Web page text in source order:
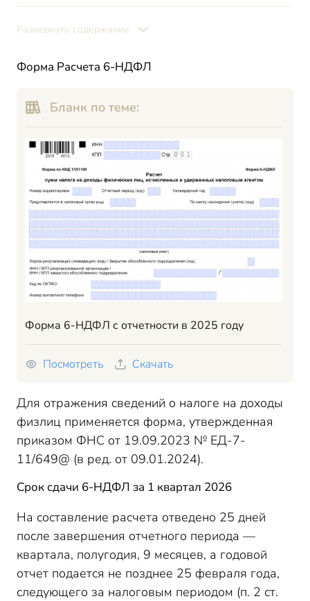
Формат представления
Санкции за несвоевременную сдачу 6-НДФЛ
Развернуть содержание
Форма Расчета 6-НДФЛ
Бланк по теме:
Форма 6-НДФЛ с отчетности в 2025 году
Посмотреть Скачать
Для отражения сведений о налоге на доходы
физлиц применяется форма, утвержденная
приказом ФНС от 19.09.2023 № ЕД-7-
11/649@ (в ред. от 09.01.2024).
Срок сдачи 6-НДФЛ за 1 квартал 2026
На составление расчета отведено 25 дней
после завершения отчетного периода —
квартала, полугодия, 9 месяцев, а годовой
отчет подается не позднее 25 февраля года,
следующего за налоговым периодом (п. 2 ст.